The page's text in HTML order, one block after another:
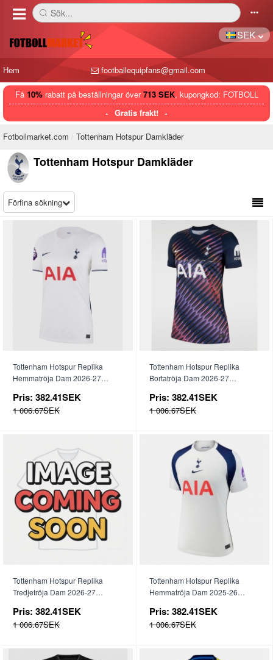
󰅼 Sök... 󰄒
SEK
Hem footballequipfans@gmail.com
Få 10%rabatt på beställningar över713 SEK, kupongkod: FOTBOLL
Gratis frakt!
Fotbollmarket.com Tottenham Hotspur Damkläder
Tottenham Hotspur Damkläder
Förfina sökning
Tottenham Hotspur Replika
Hemmatröja Dam 2026-27
Pris: 382.41SEK
1 006.67SEK
Tottenham Hotspur Replika
Bortatröja Dam 2026-27
Pris: 382.41SEK
1 006.67SEK
Tottenham Hotspur Replika
Tredjetröja Dam 2026-27
Pris: 382.41SEK
1 006.67SEK
Tottenham Hotspur Replika
Hemmatröja Dam 2025-26
Pris: 382.41SEK
1 006.67SEK